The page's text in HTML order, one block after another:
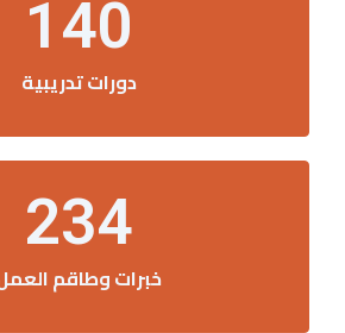
دورات تدريبية
140
خبرات وطاقم العمل
234